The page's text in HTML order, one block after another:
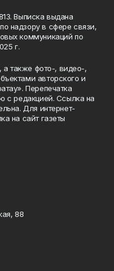
Выписка выдана
надзору в сфере связи,
коммуникаций по
г.
а также фото-, видео-,
авторского и
Перепечатка
с редакцией. Ссылка на
Для интернет-
на сайт газеты
88